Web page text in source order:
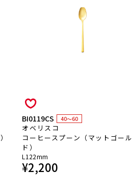
BI0119CS 40～60
オベリスコ
コーヒースプーン（マットゴール
ド）
L122mm
¥2,200